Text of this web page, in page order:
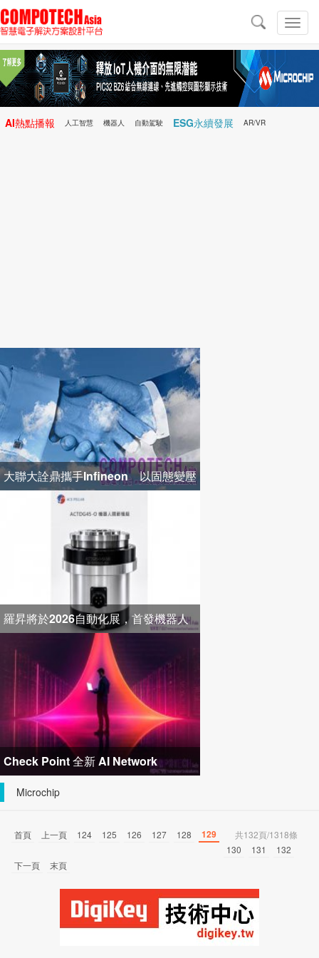
切
換
導
航
AI熱點播報 人工智慧 機器人 自動駕駛 ESG永續發展 AR/VR
大聯大詮鼎攜手Infineon 以固態變壓
器打造高效配電新架構
羅昇將於2026自動化展，首發機器人
關節模組 布局機器人與精密
Check Point 全新 AI Network
Firewall 顛覆防火牆傳統模式，消弭網
Microchip
共132頁/1318條
首頁 上一頁 124 125 126 127 128 129
130 131
132
下一頁
末頁